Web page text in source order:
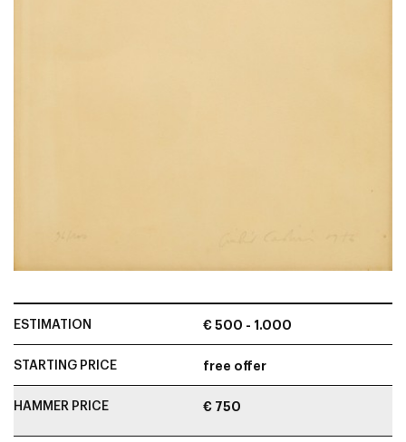
ESTIMATION € 500 - 1.000
STARTING PRICE free offer
HAMMER PRICE € 750